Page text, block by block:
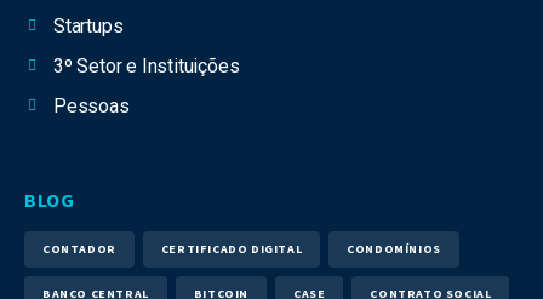
Startups
3º Setor e Instituições
Pessoas
BLOG
CONTADOR CERTIFICADO DIGITAL CONDOMÍNIOS
BANCO CENTRAL BITCOIN CASE CONTRATO SOCIAL